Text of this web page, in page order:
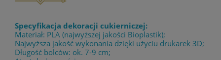
Specyfikacja dekoracji cukierniczej:
Materiał: PLA (najwyższej jakości Bioplastik);
Najwyższa jakość wykonania dzięki użyciu drukarek 3D;
Długość bolców: ok. 7-9 cm;